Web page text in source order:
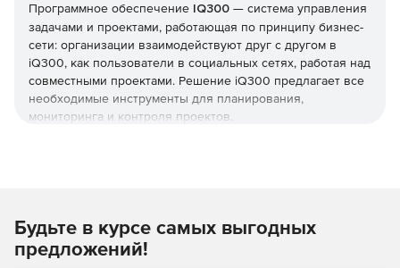
Программное обеспечение IQ300 — система управления
задачами и проектами, работающая по принципу бизнес-
сети: организации взаимодействуют друг с другом в
iQ300, как пользователи в социальных сетях, работая над
совместными проектами. Решение iQ300 предлагает все
необходимые инструменты для планирования,
мониторинга и контроля проектов.
Управление проектами. Создание проектов с разной
структурой задач, назначение
Будьте в курсе самых выгодных
предложений!